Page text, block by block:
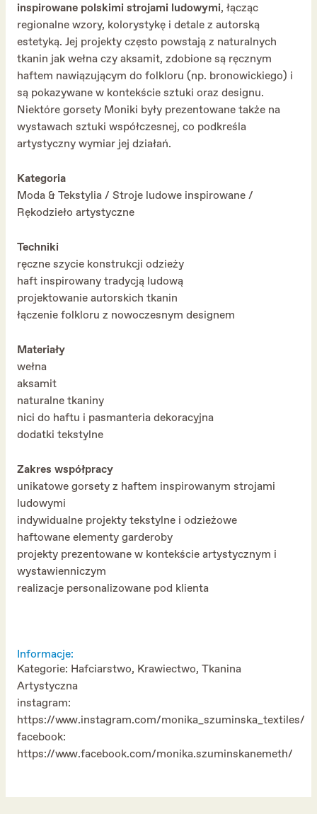
inspirowane polskimi strojami ludowymi, łącząc
regionalne wzory, kolorystykę i detale z autorską
estetyką. Jej projekty często powstają z naturalnych
tkanin jak wełna czy aksamit, zdobione są ręcznym
haftem nawiązującym do folkloru (np. bronowickiego) i
są pokazywane w kontekście sztuki oraz designu.
Niektóre gorsety Moniki były prezentowane także na
wystawach sztuki współczesnej, co podkreśla
artystyczny wymiar jej działań.
Kategoria
Moda & Tekstylia / Stroje ludowe inspirowane /
Rękodzieło artystyczne
Techniki
ręczne szycie konstrukcji odzieży
haft inspirowany tradycją ludową
projektowanie autorskich tkanin
łączenie folkloru z nowoczesnym designem
Materiały
wełna
aksamit
naturalne tkaniny
nici do haftu i pasmanteria dekoracyjna
dodatki tekstylne
Zakres współpracy
unikatowe gorsety z haftem inspirowanym strojami
ludowymi
indywidualne projekty tekstylne i odzieżowe
haftowane elementy garderoby
projekty prezentowane w kontekście artystycznym i
wystawienniczym
realizacje personalizowane pod klienta
Informacje:
Kategorie: Hafciarstwo, Krawiectwo, Tkanina
Artystyczna
instagram:
https://www.instagram.com/monika_szuminska_textiles/
facebook:
https://www.facebook.com/monika.szuminskanemeth/